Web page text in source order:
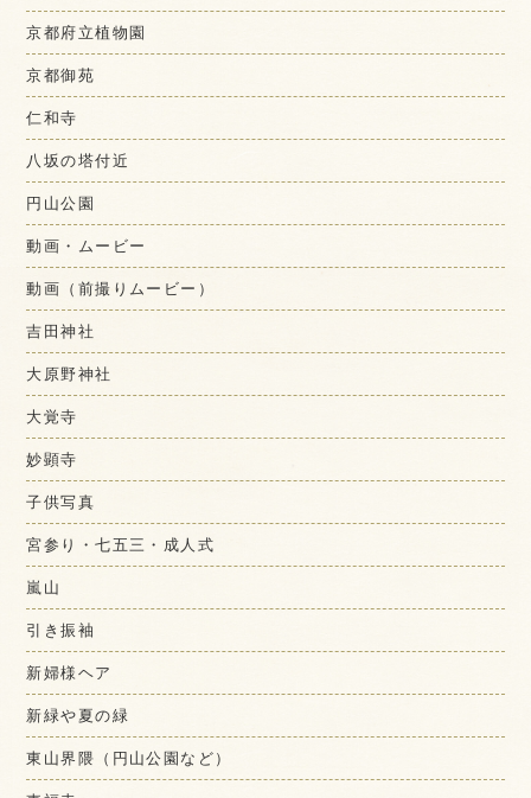
京都府立植物園
京都御苑
仁和寺
八坂の塔付近
円山公園
動画・ムービー
動画（前撮りムービー）
吉田神社
大原野神社
大覚寺
妙顕寺
子供写真
宮参り・七五三・成人式
嵐山
引き振袖
新婦様ヘア
新緑や夏の緑
東山界隈（円山公園など）